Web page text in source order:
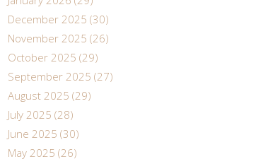
December 2025 (30)
November 2025 (26)
October 2025 (29)
September 2025 (27)
August 2025 (29)
July 2025 (28)
June 2025 (30)
May 2025 (26)